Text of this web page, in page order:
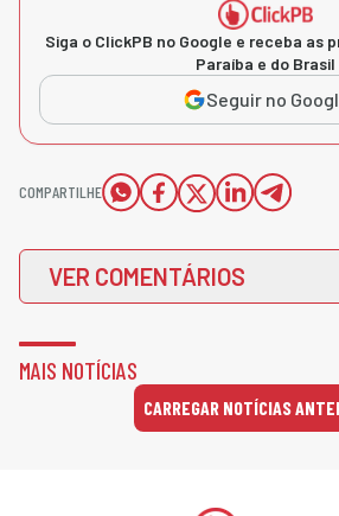
Siga o ClickPB no Google e receba as
Paraíba e do Brasil
Seguir no
COMPARTILHE
VER COMENTÁRIOS
MAIS NOTÍCIAS
CARREGAR NOTÍCIAS